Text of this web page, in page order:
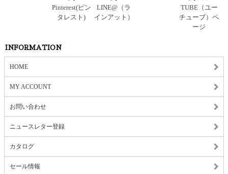
INFORMATION
HOME
MY ACCOUNT
お問い合わせ
ニュースレター登録
カタログ
セール情報